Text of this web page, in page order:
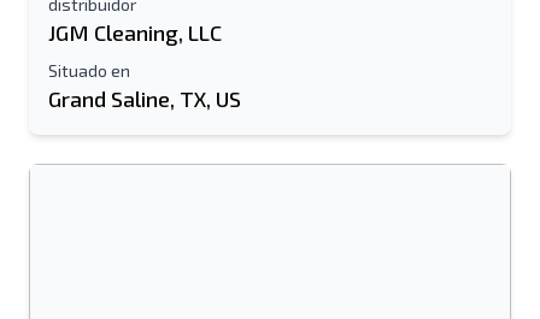
Móvil
distribuidor
JGM Cleaning, LLC
Situado en
Grand Saline, TX, US
Tu nombre completo